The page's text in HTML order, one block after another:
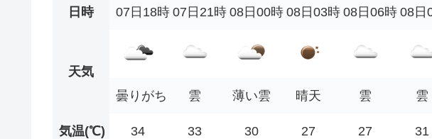
日時 07日18時 07日21時 08日00時 08日03時 08日06時 08日
天気
曇りがち
雲 薄い雲 晴天 雲 雲
気温(℃) 34 33 30 27 27 31